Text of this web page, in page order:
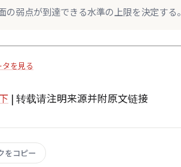
弱点が到達できる水準の上限を決定する。
を見る
| 转载请注明来源并附原文链接
をコピー